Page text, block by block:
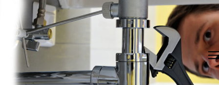
content